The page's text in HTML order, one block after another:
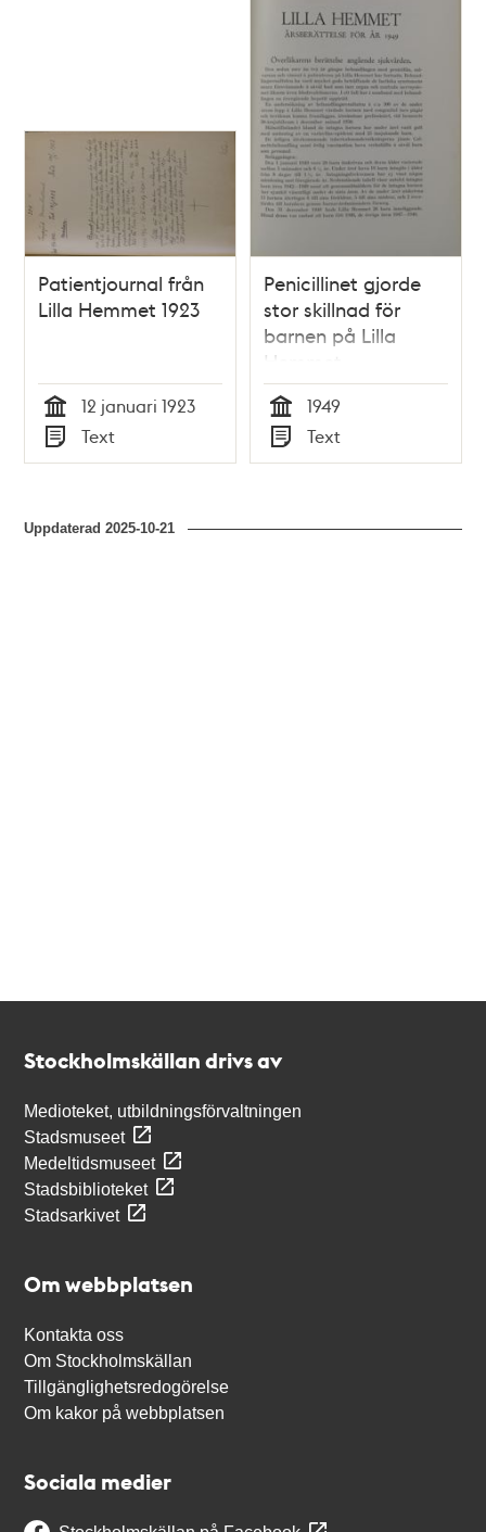
Patientjournal från
Lilla Hemmet 1923
Tid
12 januari 1923
Typ
Text
Penicillinet gjorde
stor skillnad för
barnen på Lilla
Hemmet
Tid
1949
Typ
Text
Uppdaterad2025-10-21
Stockholmskällan drivs av
Medioteket, utbildningsförvaltningen
Stadsmuseet
Medeltidsmuseet
Stadsbiblioteket
Stadsarkivet
Om webbplatsen
Kontakta oss
Om Stockholmskällan
Tillgänglighetsredogörelse
Om kakor på webbplatsen
Sociala medier